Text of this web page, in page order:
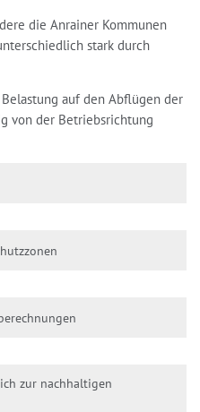
die Anrainer Kommunen
stark durch
auf den Abflügen der
von der Betriebsrichtung
zur nachhaltigen